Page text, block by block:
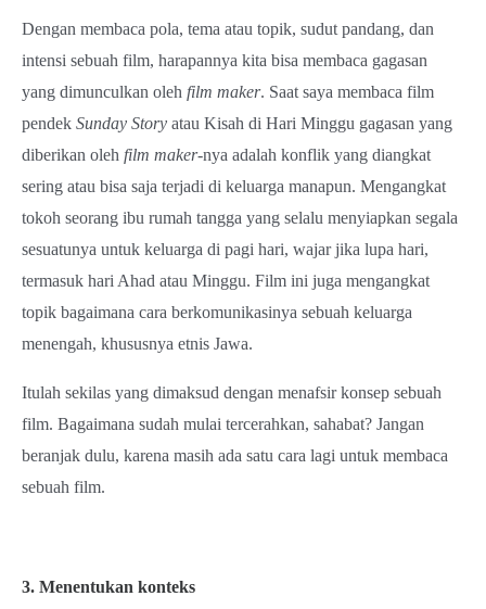
Dengan membaca pola, tema atau topik, sudut pandang, dan
intensi sebuah film, harapannya kita bisa membaca gagasan
yang dimunculkan oleh film maker. Saat saya membaca film
pendek Sunday Story atau Kisah di Hari Minggu gagasan yang
diberikan oleh film maker-nya adalah konflik yang diangkat
sering atau bisa saja terjadi di keluarga manapun. Mengangkat
tokoh seorang ibu rumah tangga yang selalu menyiapkan segala
sesuatunya untuk keluarga di pagi hari, wajar jika lupa hari,
termasuk hari Ahad atau Minggu. Film ini juga mengangkat
topik bagaimana cara berkomunikasinya sebuah keluarga
menengah, khususnya etnis Jawa.
Itulah sekilas yang dimaksud dengan menafsir konsep sebuah
film. Bagaimana sudah mulai tercerahkan, sahabat? Jangan
beranjak dulu, karena masih ada satu cara lagi untuk membaca
sebuah film.
3. Menentukan konteks